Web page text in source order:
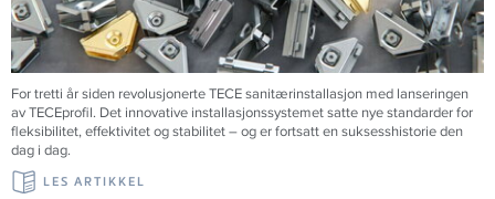
For tretti år siden revolusjonerteTECEsanitærinstallasjon med lanseringen
avTECEprofil. Det innovative installasjonssystemet satte nye standarder for
fleksibilitet, effektivitet og stabilitet – og er fortsatt en suksesshistorie den
dag i dag.
LES ARTIKKEL